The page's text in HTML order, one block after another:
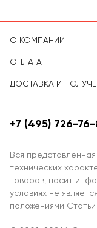
О КОМПАНИИ
ОПЛАТА
ДОСТАВКА И
Вся
технических
товаров, носит
условиях не
положениями
+7 (495) 726-